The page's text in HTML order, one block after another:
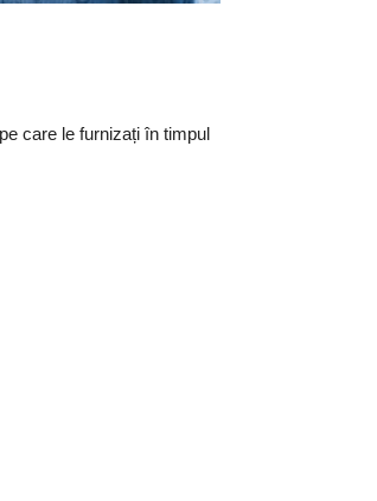
care le furnizați în timpul